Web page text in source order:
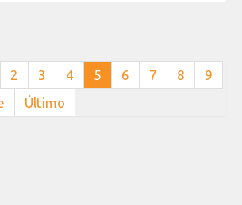
2 3 4 5 6 7 8
9
Último